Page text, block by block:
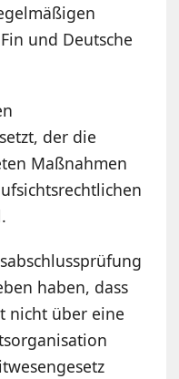
und Deutsche
der die
Maßnahmen
haben, dass
nicht über eine